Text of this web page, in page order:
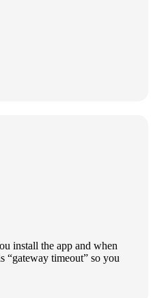
install the app and when
“gateway timeout” so you